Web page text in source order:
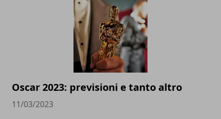
Oscar 2023: previsioni e tanto altro
11/03/2023